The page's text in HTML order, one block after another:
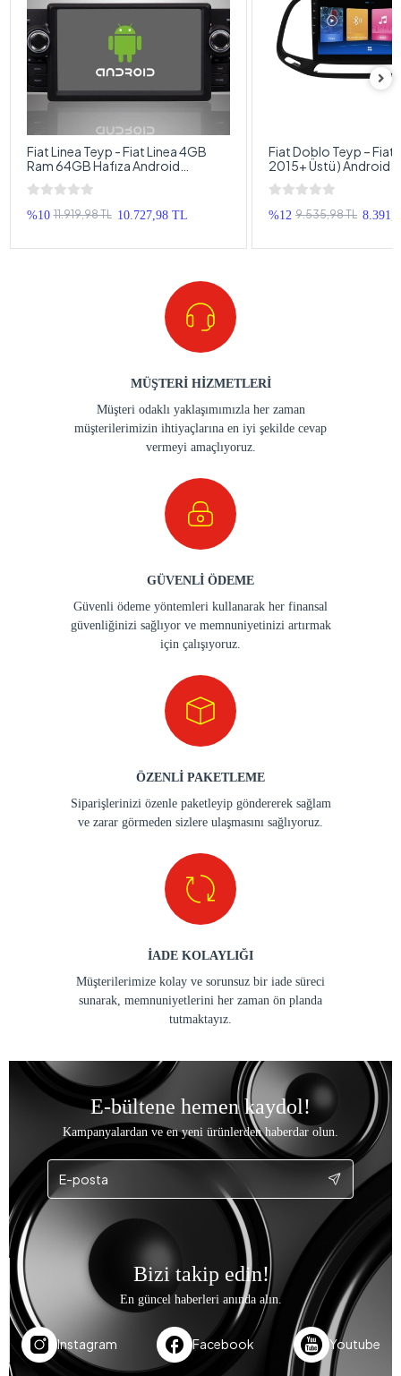
Fiat Linea Teyp - Fiat Linea 4GB
Ram 64GB Hafıza Android
Multimedya - Fiat Linea Android
Double Teyp
%10 11.919,98 TL 10.727,98 TL
Fiat Doblo Teyp – Fiat
2015+ Üstü ) Android
Fiat Doblo Android
%12 9.535,98 TL
MÜŞTERİ HİZMETLERİ
Müşteri odaklı yaklaşımımızla her zaman
müşterilerimizin ihtiyaçlarına en iyi şekilde cevap
vermeyi amaçlıyoruz.
GÜVENLİ ÖDEME
Güvenli ödeme yöntemleri kullanarak her finansal
güvenliğinizi sağlıyor ve memnuniyetinizi artırmak
için çalışıyoruz.
ÖZENLİ PAKETLEME
Siparişlerinizi özenle paketleyip göndererek sağlam
ve zarar görmeden sizlere ulaşmasını sağlıyoruz.
İADE KOLAYLIĞI
Müşterilerimize kolay ve sorunsuz bir iade süreci
sunarak, memnuniyetlerini her zaman ön planda
tutmaktayız.
E-bültene hemen kaydol!
Kampanyalardan ve en yeni ürünlerden haberdar olun.
Bizi takip edin!
En güncel haberleri anında alın.
Instagram Facebook Youtube